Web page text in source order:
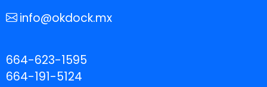
info@okdock.mx
664-623-1595
664-191-5124